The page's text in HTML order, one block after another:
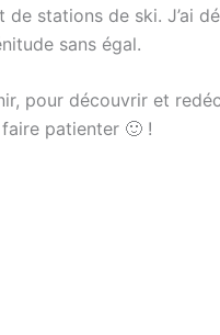
de stations de ski. J’ai
sans égal.
pour découvrir et
patienter 🙂 !